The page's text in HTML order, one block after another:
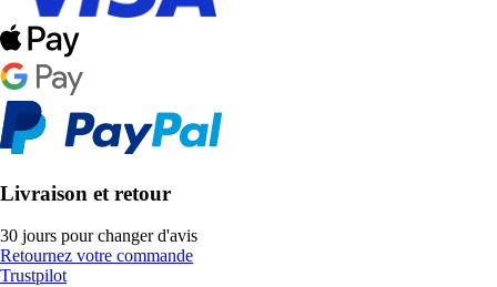
Livraison et retour
30 jours pour changer d'avis
Retournez votre commande
Trustpilot